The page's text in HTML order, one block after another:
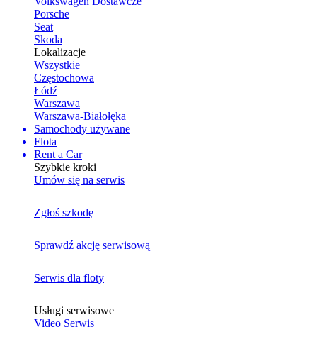
Porsche
Seat
Skoda
Lokalizacje
Wszystkie
Częstochowa
Łódź
Warszawa
Warszawa-Białołęka
Samochody używane
Flota
Rent a Car
Szybkie kroki
Umów się na serwis
Zgłoś szkodę
Sprawdź akcję serwisową
Serwis dla floty
Usługi serwisowe
Video Serwis